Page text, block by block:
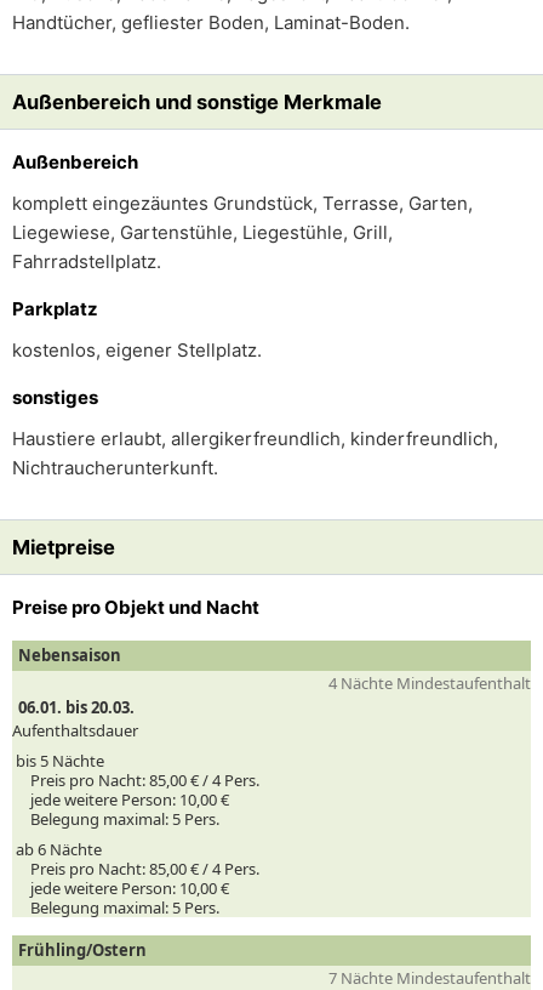
Handtücher, gefliester Boden, Laminat-Boden.
Außenbereich und sonstige Merkmale
Außenbereich
komplett eingezäuntes Grundstück, Terrasse, Garten,
Liegewiese, Gartenstühle, Liegestühle, Grill,
Fahrradstellplatz.
Parkplatz
kostenlos, eigener Stellplatz.
sonstiges
Haustiere erlaubt, allergikerfreundlich, kinderfreundlich,
Nichtraucherunterkunft.
Mietpreise
Preise pro Objekt und Nacht
Nebensaison
4 Nächte Mindestaufenthalt
06.01. bis 20.03.
Aufenthaltsdauer
bis 5 Nächte
Preis pro Nacht:85,00 € /4Pers.
jede weitere Person: 10,00 €
Belegung maximal: 5 Pers.
ab 6 Nächte
Preis pro Nacht:85,00 € /4Pers.
jede weitere Person: 10,00 €
Belegung maximal: 5 Pers.
Frühling/Ostern
7 Nächte Mindestaufenthalt